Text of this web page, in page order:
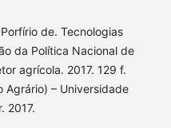
de. Tecnologias
da Política Nacional de
agrícola. 2017. 129 f.
Agrário) – Universidade
2017.